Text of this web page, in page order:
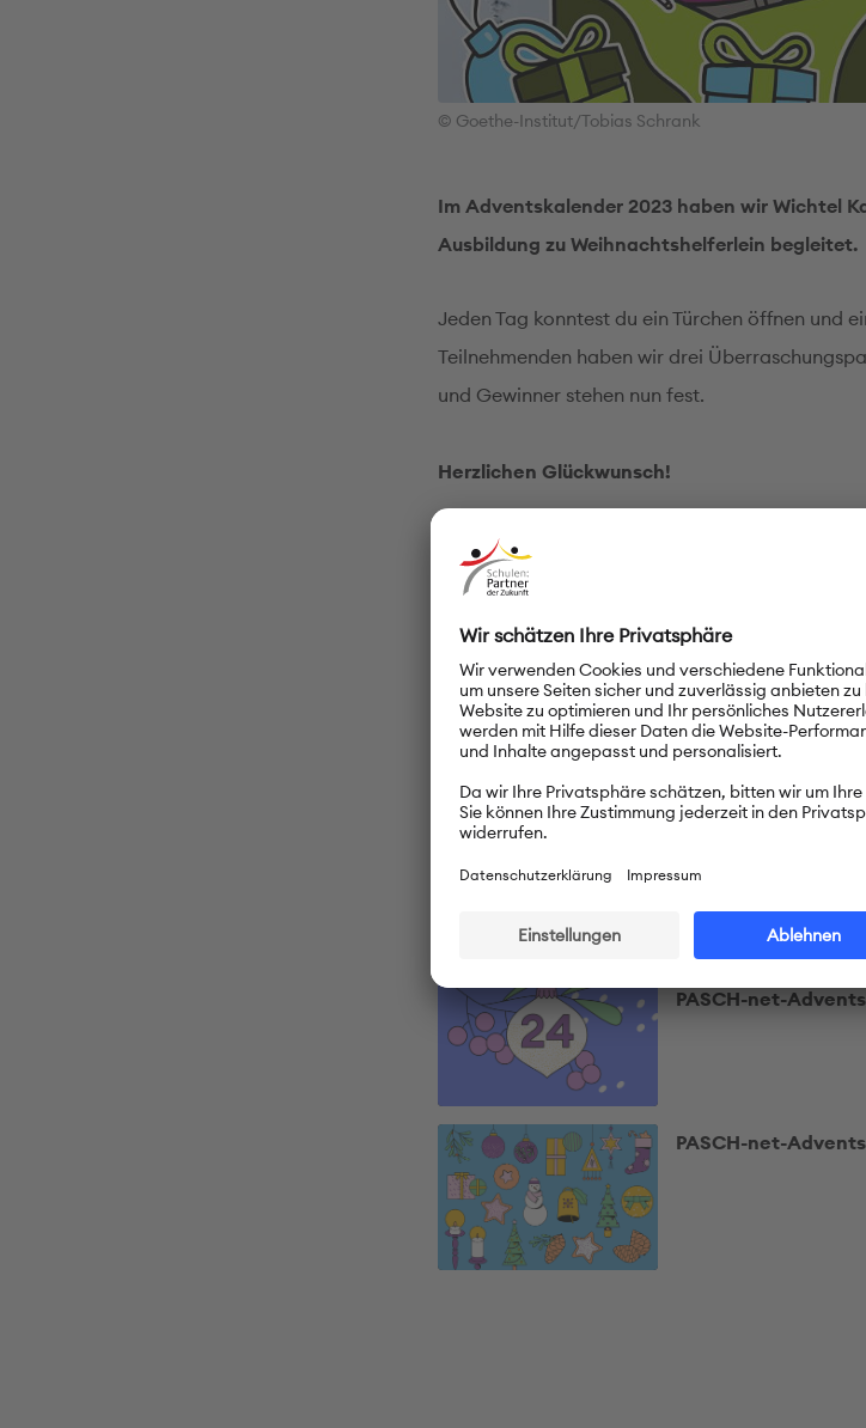
© Goethe-Institut/Tobias Schrank
Im Adventskalender 2023 haben wir Wichtel
Ausbildung zu Weihnachtshelferlein begleitet.
Jeden Tag konntest du ein Türchen öffnen und
Teilnehmenden haben wir drei
und Gewinner stehen nun fest.
Herzlichen Glückwunsch!
– Giorgi Chakhaia, Georgien
– Mia Lühmann, Kanada
– Dilara Talay, Türkei
Weiterführende Themen
PASCH-net-
PASCH-net-
PASCH-net-